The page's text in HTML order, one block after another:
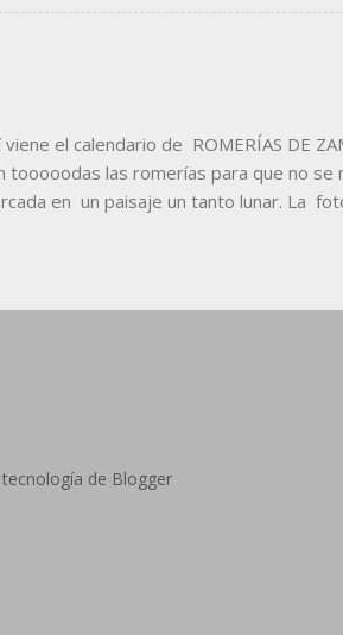
que hoy modificamos, tras ver
el calendario de ROMERÍAS DE
tooooodas las romerías para que no
en un paisaje un tanto lunar. La
sigue habiendo geste pillina), por lo
tecnología de Blogger